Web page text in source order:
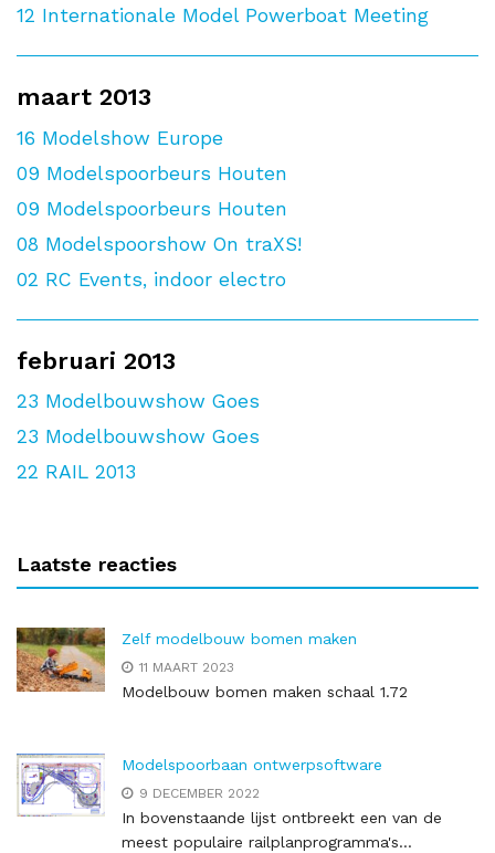
12 Internationale Model Powerboat Meeting
maart 2013
16 Modelshow Europe
09 Modelspoorbeurs Houten
09 Modelspoorbeurs Houten
08 Modelspoorshow On traXS!
02 RC Events, indoor electro
februari 2013
23 Modelbouwshow Goes
23 Modelbouwshow Goes
22 RAIL 2013
Laatste reacties
Zelf modelbouw bomen maken
11 MAART 2023
Modelbouw bomen maken schaal 1.72
Modelspoorbaan ontwerpsoftware
9 DECEMBER 2022
In bovenstaande lijst ontbreekt een van de
meest populaire railplanprogramma's...